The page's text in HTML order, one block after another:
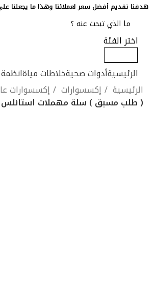
هدفنا تقديم أفضل سعر لعملائنا وهذا ما يجعلنا
اختر الفئة
الرئيسيةأدوات صحيةخلاطات مياة
الرئيسية
إكسسوارات إكسسوارات
( طلب مسبق ) سلة مهملات استانلس ستيل كود 430-5 سعة 5 لتر بغطاء سوفت كلوز إرتفاع 26سم قطر